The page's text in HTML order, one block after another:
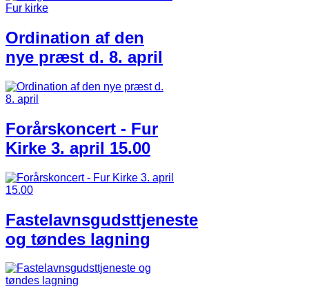
Ordination af den
nye præst d. 8. april
Forårskoncert - Fur
Kirke 3. april 15.00
Fastelavnsgudsttjeneste
og tøndes lagning